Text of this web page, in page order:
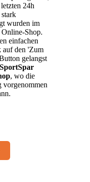
24h
stark
wurden im
Online-Shop.
einfachen
auf den 'Zum
gelangst
SportSpar
, wo die
vorgenommen